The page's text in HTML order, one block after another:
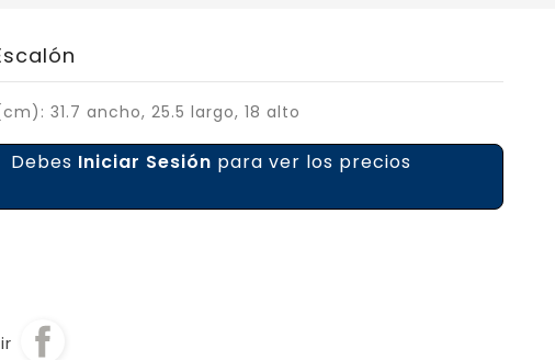
31.7 ancho, 25.5 largo, 18 alto
Debes Iniciar Sesión para ver los precios